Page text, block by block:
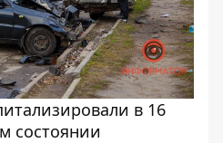
в 16
состоянии